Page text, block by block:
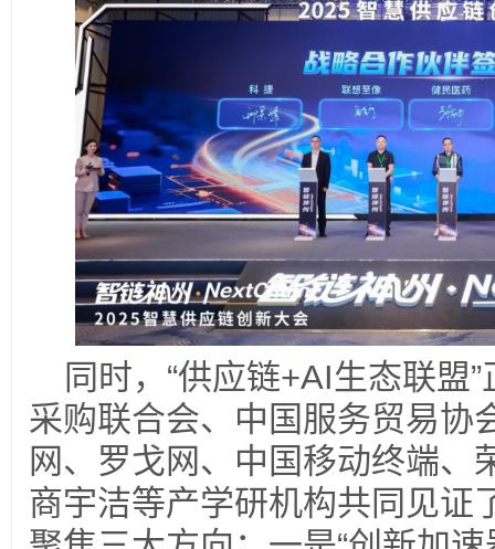
同时，“供应链+AI生态联盟
采购联合会、中国服务贸易协
网、罗戈网、中国移动终端、
商宇洁等产学研机构共同见证